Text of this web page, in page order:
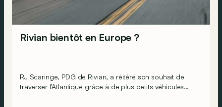
Rivian bientôt en Europe ?
RJ Scaringe, PDG de Rivian, a réitéré son souhait de
traverser l’Atlantique grâce à de plus petits véhicules